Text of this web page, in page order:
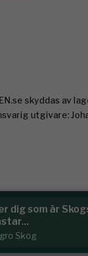
Skog söker
Skog
skyddas av
utgivare: